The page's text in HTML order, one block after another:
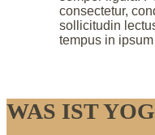
consectetur,
sollicitudin
tempus in
WAS IST